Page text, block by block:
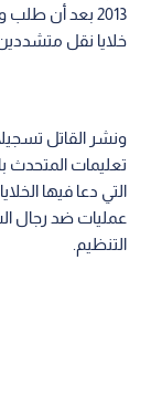
خلايا نقل
ونشر القاتل
تعليمات المتحدث
التي دعا فيها
عمليات ضد رجال
التنظيم.